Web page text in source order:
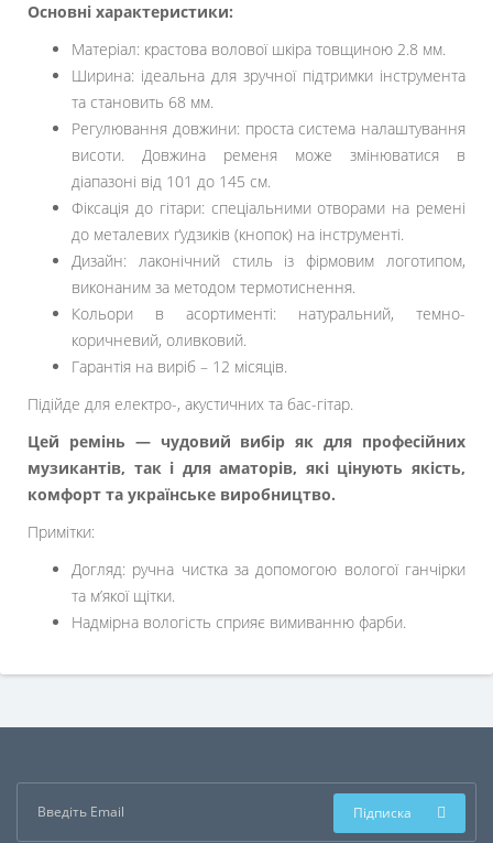
Основні характеристики:
Матеріал: крастова волової шкіра товщиною 2.8 мм.
Ширина: ідеальна для зручної підтримки інструмента
та становить 68 мм.
Регулювання довжини: проста система налаштування
висоти. Довжина ременя може змінюватися в
діапазоні від 101 до 145 см.
Фіксація до гітари: спеціальними отворами на ремені
до металевих ґудзиків (кнопок) на інструменті.
Дизайн: лаконічний стиль із фірмовим логотипом,
виконаним за методом термотиснення.
Кольори в асортименті: натуральний, темно-
коричневий, оливковий.
Гарантія на виріб – 12 місяців.
Підійде для електро-, акустичних та бас-гітар.
Цей ремінь — чудовий вибір як для професійних
музикантів, так і для аматорів, які цінують якість,
комфорт та українське виробництво.
Примітки:
Догляд: ручна чистка за допомогою вологої ганчірки
та м’якої щітки.
Надмірна вологість сприяє вимиванню фарби.
Підписка